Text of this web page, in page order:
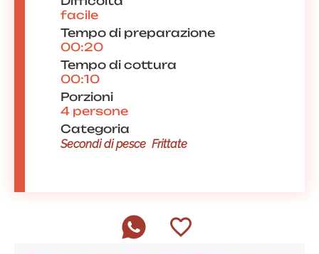
facile
Tempo di preparazione
00:20
Tempo di cottura
00:10
Porzioni
4 persone
Categoria
Secondi di pesce Frittate